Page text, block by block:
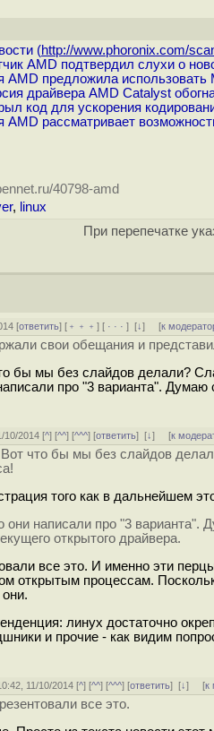
(http://www.phoronix.com/
AMD подтвердил слухи о
AMD предложила использовать
драйвера AMD Catalyst
код для ускорения
рассматривает
40798-amd
, linux
При перепечатке
[ответить] [ ﹢﹢﹢] [ · · ·][↓] [к
свои обещания и
бы мы без слайдов делали?
про "3 варианта".
10/2014 [^] [^^] [^^^] [ответить][↓] [к
что бы мы без слайдов
того как в дальнейшем
они написали про "3
открытого драйвера.
все это. И именно эти
открытым процессам.
линух достаточно
и прочие - как видим
11/10/2014 [^] [^^] [^^^] [ответить][↓] [к
все это.